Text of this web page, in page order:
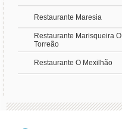
Restaurante Maresia
Restaurante Marisqueira O
Torreão
Restaurante O Mexilhão